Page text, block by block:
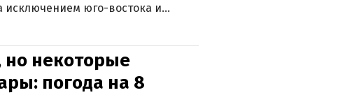
исключением юго-востока и
но некоторые
погода на 8